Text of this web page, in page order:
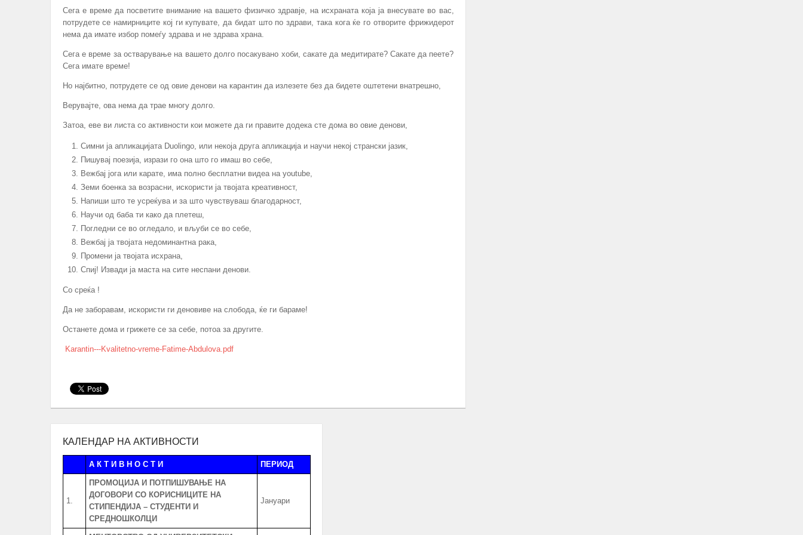
Сега е време да посветите внимание на вашето физичко здравје, на исхраната која ја внесувате во вас,
потрудете се намирниците кој ги купувате, да бидат што по здрави, така кога ќе го отворите фрижидерот
нема да имате избор помеѓу здрава и не здрава храна.
Сега е време за остварување на вашето долго посакувано хоби, сакате да медитирате? Сакате да пеете?
Сега имате време!
Но најбитно, потрудете се од овие денови на карантин да излезете без да бидете оштетени внатрешнo,
Верувајте, ова нема да трае многу долго.
Затоа, еве ви листа со активности кои можете да ги правите додека сте дома во овие денови,
Симни ја апликацијата Duolingo, или некоја друга апликација и научи некој странски јазик,
Пишувај поезија, изрази го она што го имаш во себе,
Вежбај јога или карате, има полно бесплатни видеа на youtube,
Земи боенка за возрасни, искористи ја твојата креативност,
Напиши што те усреќува и за што чувствуваш благодарност,
Научи од баба ти како да плетеш,
Погледни се во огледало, и вљуби се во себе,
Вежбај ја твојата недоминантна рака,
Промени ја твојата исхрана,
Спиј! Извади ја маста на сите неспани денови.
Со среќа !
Да не заборавам, искористи ги деновиве на слобода, ќе ги бараме!
Останете дома и грижете се за себе, потоа за другите.
Karantin---Kvalitetno-vreme-Fatime-Abdulova.pdf
КАЛЕНДАР НА АКТИВНОСТИ
А К Т И В Н О С Т И ПЕРИОД
1.
ПРОМОЦИЈА И ПОТПИШУВАЊЕ НА
ДОГОВОРИ СО КОРИСНИЦИТЕ НА
СТИПЕНДИЈА – СТУДЕНТИ И
СРЕДНОШКОЛЦИ
Јануари